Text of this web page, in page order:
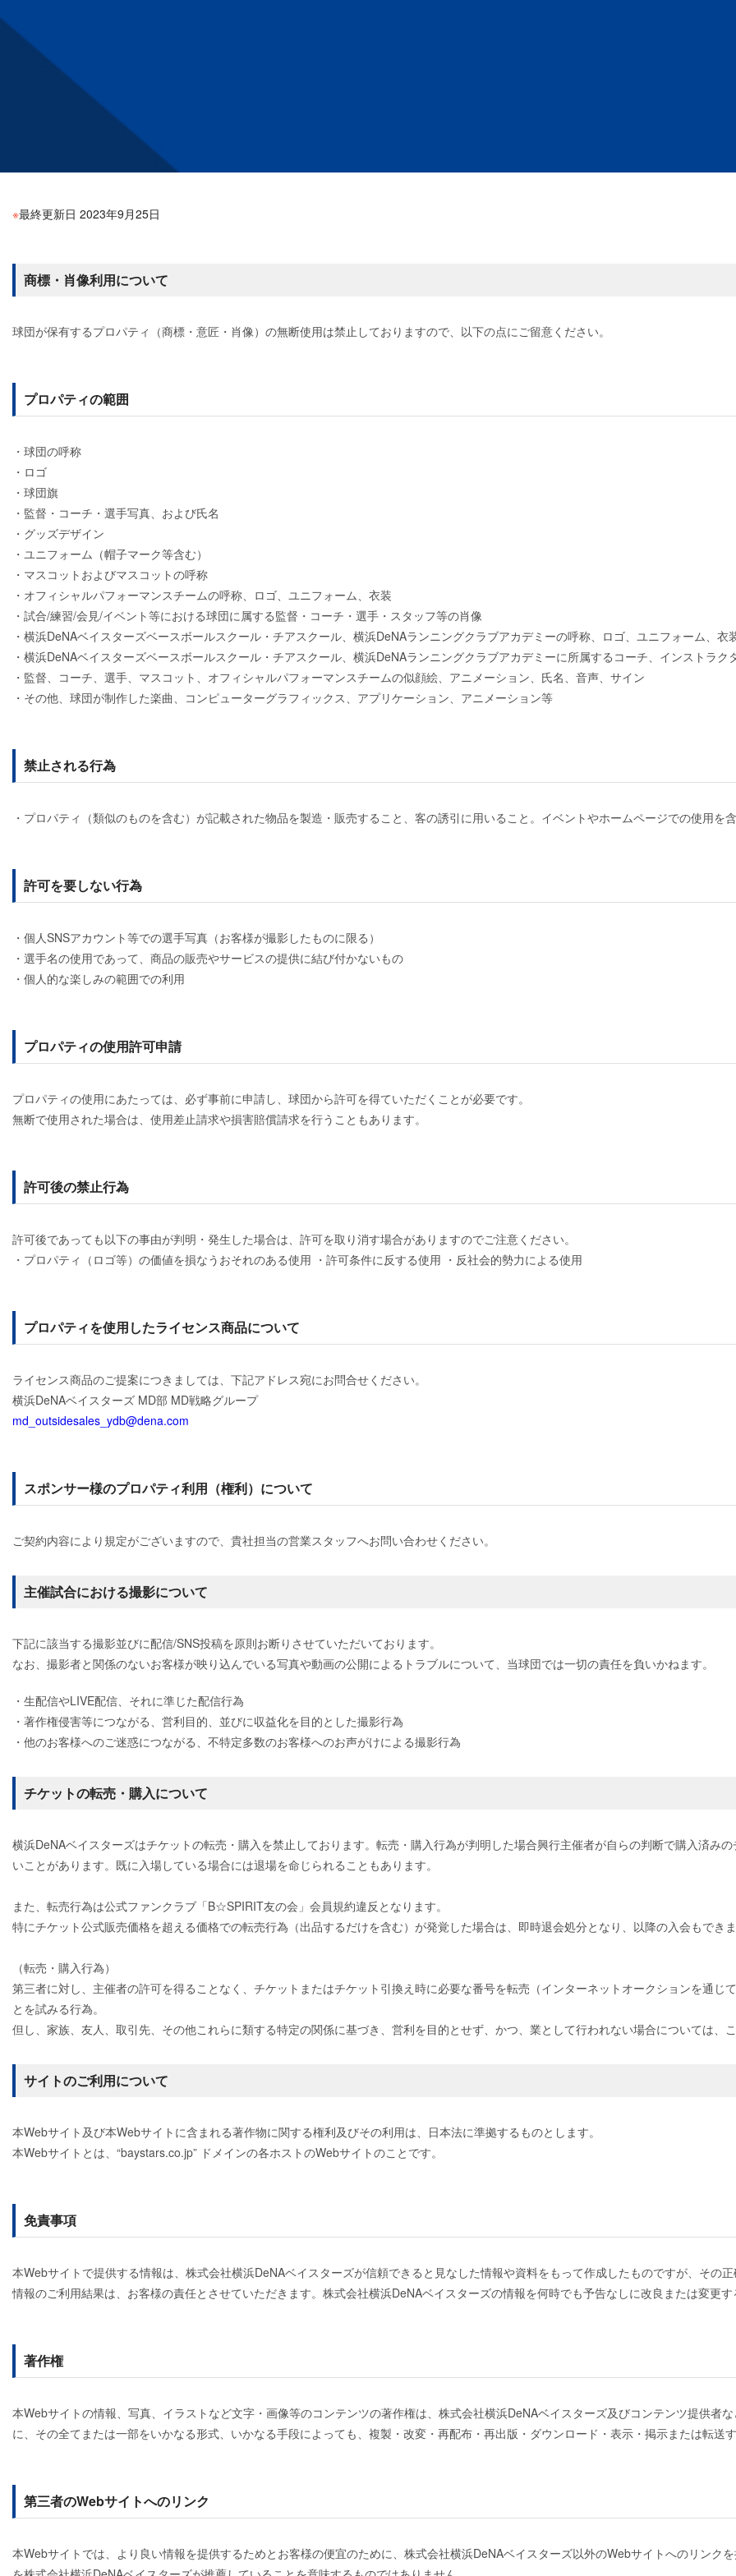
※最終更新日 2023年9月25日
商標・肖像利用について
球団が保有するプロパティ（商標・意匠・肖像）の無断使用は禁止しておりますので、以下の点にご留意ください。
プロパティの範囲
・球団の呼称
・ロゴ
・球団旗
・監督・コーチ・選手写真、および氏名
・グッズデザイン
・ユニフォーム（帽子マーク等含む）
・マスコットおよびマスコットの呼称
・オフィシャルパフォーマンスチームの呼称、ロゴ、ユニフォーム、衣装
・試合/練習/会見/イベント等における球団に属する監督・コーチ・選手・スタッフ等の肖像
・横浜DeNAベイスターズベースボールスクール・チアスクール、横浜DeNAランニングクラブアカデミーの呼称、ロゴ、ユニフォーム、衣
・横浜DeNAベイスターズベースボールスクール・チアスクール、横浜DeNAランニングクラブアカデミーに所属するコーチ、インストラ
・監督、コーチ、選手、マスコット、オフィシャルパフォーマンスチームの似顔絵、アニメーション、氏名、音声、サイン
・その他、球団が制作した楽曲、コンピューターグラフィックス、アプリケーション、アニメーション等
禁止される行為
・プロパティ（類似のものを含む）が記載された物品を製造・販売すること、客の誘引に用いること。イベントやホームページでの使用を
許可を要しない行為
・個人SNSアカウント等での選手写真（お客様が撮影したものに限る）
・選手名の使用であって、商品の販売やサービスの提供に結び付かないもの
・個人的な楽しみの範囲での利用
プロパティの使用許可申請
プロパティの使用にあたっては、必ず事前に申請し、球団から許可を得ていただくことが必要です。
無断で使用された場合は、使用差止請求や損害賠償請求を行うこともあります。
許可後の禁止行為
許可後であっても以下の事由が判明・発生した場合は、許可を取り消す場合がありますのでご注意ください。
・プロパティ（ロゴ等）の価値を損なうおそれのある使用 ・許可条件に反する使用 ・反社会的勢力による使用
プロパティを使用したライセンス商品について
ライセンス商品のご提案につきましては、下記アドレス宛にお問合せください。
横浜DeNAベイスターズ MD部 MD戦略グループ
md_outsidesales_ydb@dena.com
スポンサー様のプロパティ利用（権利）について
ご契約内容により規定がございますので、貴社担当の営業スタッフへお問い合わせください。
主催試合における撮影について
下記に該当する撮影並びに配信/SNS投稿を原則お断りさせていただいております。
なお、撮影者と関係のないお客様が映り込んでいる写真や動画の公開によるトラブルについて、当球団では一切の責任を負いかねます。
・生配信やLIVE配信、それに準じた配信行為
・著作権侵害等につながる、営利目的、並びに収益化を目的とした撮影行為
・他のお客様へのご迷惑につながる、不特定多数のお客様へのお声がけによる撮影行為
チケットの転売・購入について
横浜DeNAベイスターズはチケットの転売・購入を禁止しております。転売・購入行為が判明した場合興行主催者が自らの判断で購入済み
いことがあります。既に入場している場合には退場を命じられることもあります。
また、転売行為は公式ファンクラブ「B☆SPIRIT友の会」会員規約違反となります。
特にチケット公式販売価格を超える価格での転売行為（出品するだけを含む）が発覚した場合は、即時退会処分となり、以降の入会もでき
（転売・購入行為）
第三者に対し、主催者の許可を得ることなく、チケットまたはチケット引換え時に必要な番号を転売（インターネットオークションを通
とを試みる行為。
但し、家族、友人、取引先、その他これらに類する特定の関係に基づき、営利を目的とせず、かつ、業として行われない場合については、
サイトのご利用について
本Webサイト及び本Webサイトに含まれる著作物に関する権利及びその利用は、日本法に準拠するものとします。
本Webサイトとは、“baystars.co.jp” ドメインの各ホストのWebサイトのことです。
免責事項
本Webサイトで提供する情報は、株式会社横浜DeNAベイスターズが信頼できると見なした情報や資料をもって作成したものですが、その
情報のご利用結果は、お客様の責任とさせていただきます。株式会社横浜DeNAベイスターズの情報を何時でも予告なしに改良または変更
著作権
本Webサイトの情報、写真、イラストなど文字・画像等のコンテンツの著作権は、株式会社横浜DeNAベイスターズ及びコンテンツ提供者
に、その全てまたは一部をいかなる形式、いかなる手段によっても、複製・改変・再配布・再出版・ダウンロード・表示・掲示または転送
第三者のWebサイトへのリンク
本Webサイトでは、より良い情報を提供するためとお客様の便宜のために、株式会社横浜DeNAベイスターズ以外のWebサイトへのリンク